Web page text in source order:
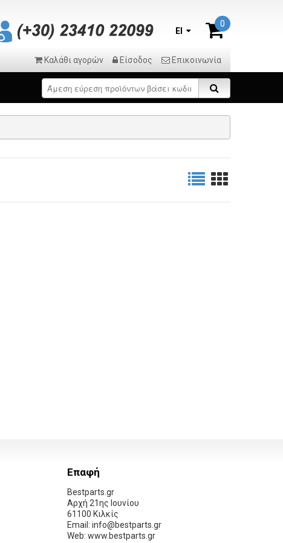
0
El
Καλάθι αγορών Είσοδος Επικοινωνία
Επαφή
Bestparts.gr
Αρχή 21ης Ιουνίου
61100 Κιλκίς
Email: info@bestparts.gr
Web: www.bestparts.gr